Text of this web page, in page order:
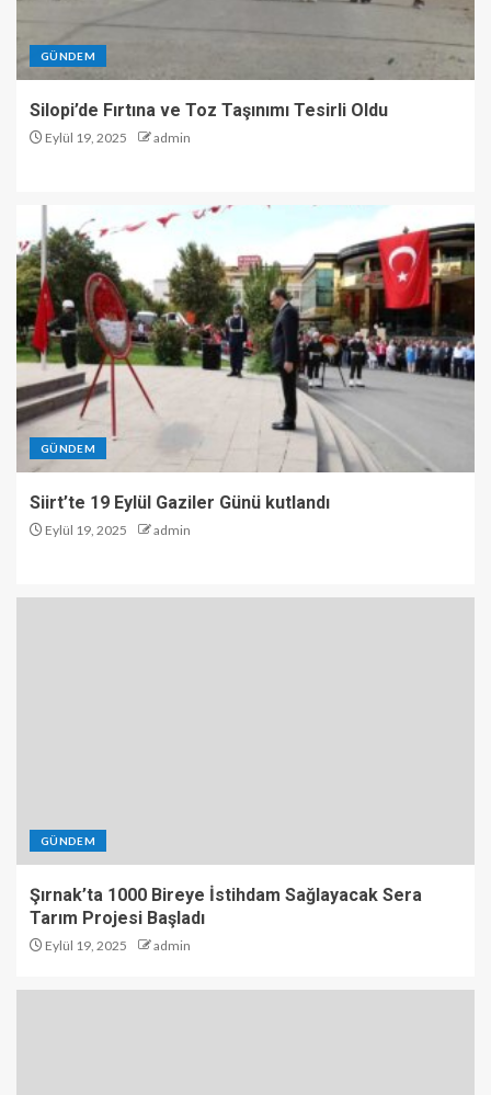
GÜNDEM
Silopi’de Fırtına ve Toz Taşınımı Tesirli Oldu
Eylül 19, 2025 admin
GÜNDEM
Siirt’te 19 Eylül Gaziler Günü kutlandı
Eylül 19, 2025 admin
GÜNDEM
Şırnak’ta 1000 Bireye İstihdam Sağlayacak Sera
Tarım Projesi Başladı
Eylül 19, 2025 admin